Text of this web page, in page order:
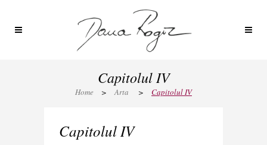
Capitolul IV
Home > Arta > Capitolul IV
Capitolul IV